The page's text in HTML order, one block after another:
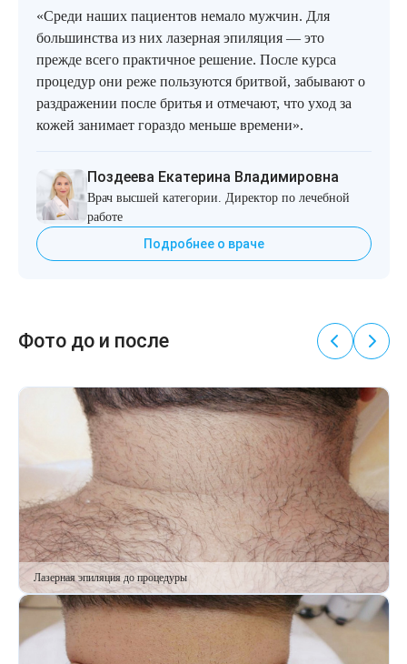
«Среди наших пациентов немало мужчин. Для
большинства из них лазерная эпиляция — это
прежде всего практичное решение. После курса
процедур они реже пользуются бритвой, забывают о
раздражении после бритья и отмечают, что уход за
кожей занимает гораздо меньше времени».
Поздеева Екатерина Владимировна
Врач высшей категории. Директор по лечебной
работе
Подробнее о враче
Фото до и после
Лазерная эпиляция до процедуры